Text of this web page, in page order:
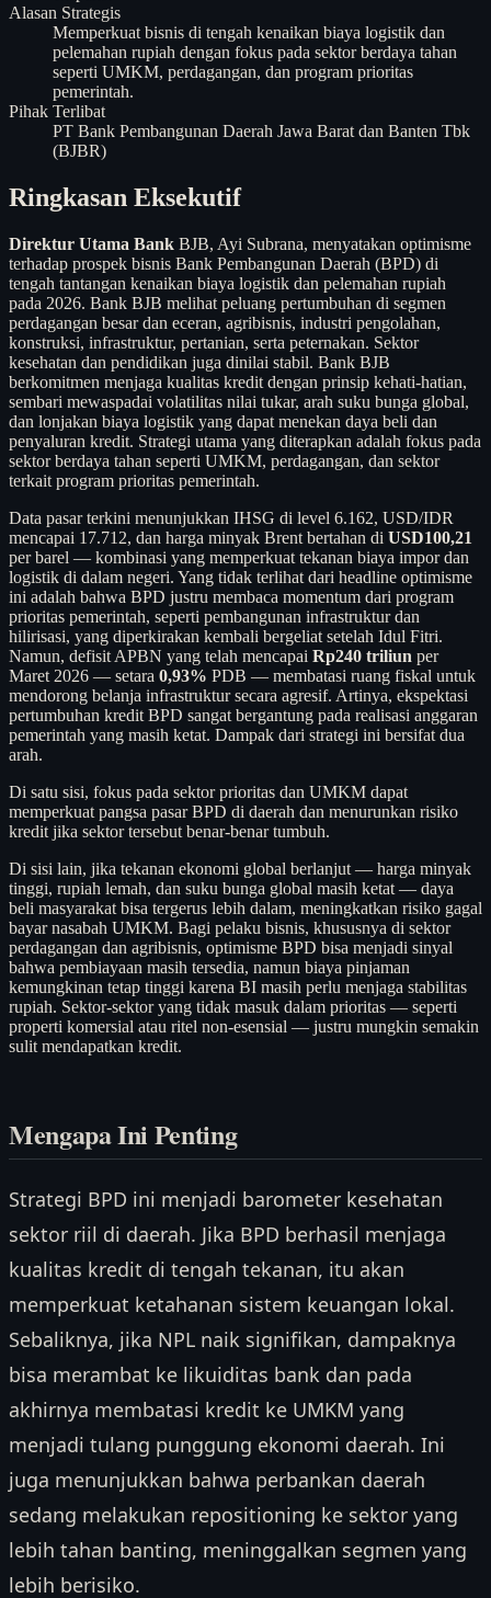
Alasan Strategis
Memperkuat bisnis di tengah kenaikan biaya logistik dan
pelemahan rupiah dengan fokus pada sektor berdaya tahan
seperti UMKM, perdagangan, dan program prioritas
pemerintah.
Pihak Terlibat
PT Bank Pembangunan Daerah Jawa Barat dan Banten Tbk
(BJBR)
Ringkasan Eksekutif
Direktur Utama Bank BJB, Ayi Subrana, menyatakan optimisme
terhadap prospek bisnis Bank Pembangunan Daerah (BPD) di
tengah tantangan kenaikan biaya logistik dan pelemahan rupiah
pada 2026. Bank BJB melihat peluang pertumbuhan di segmen
perdagangan besar dan eceran, agribisnis, industri pengolahan,
konstruksi, infrastruktur, pertanian, serta peternakan. Sektor
kesehatan dan pendidikan juga dinilai stabil. Bank BJB
berkomitmen menjaga kualitas kredit dengan prinsip kehati-hatian,
sembari mewaspadai volatilitas nilai tukar, arah suku bunga global,
dan lonjakan biaya logistik yang dapat menekan daya beli dan
penyaluran kredit. Strategi utama yang diterapkan adalah fokus pada
sektor berdaya tahan seperti UMKM, perdagangan, dan sektor
terkait program prioritas pemerintah.
Data pasar terkini menunjukkan IHSG di level 6.162, USD/IDR
mencapai 17.712, dan harga minyak Brent bertahan di USD100,21
per barel — kombinasi yang memperkuat tekanan biaya impor dan
logistik di dalam negeri. Yang tidak terlihat dari headline optimisme
ini adalah bahwa BPD justru membaca momentum dari program
prioritas pemerintah, seperti pembangunan infrastruktur dan
hilirisasi, yang diperkirakan kembali bergeliat setelah Idul Fitri.
Namun, defisit APBN yang telah mencapai Rp240 triliun per
Maret 2026 — setara 0,93% PDB — membatasi ruang fiskal untuk
mendorong belanja infrastruktur secara agresif. Artinya, ekspektasi
pertumbuhan kredit BPD sangat bergantung pada realisasi anggaran
pemerintah yang masih ketat. Dampak dari strategi ini bersifat dua
arah.
Di satu sisi, fokus pada sektor prioritas dan UMKM dapat
memperkuat pangsa pasar BPD di daerah dan menurunkan risiko
kredit jika sektor tersebut benar-benar tumbuh.
Di sisi lain, jika tekanan ekonomi global berlanjut — harga minyak
tinggi, rupiah lemah, dan suku bunga global masih ketat — daya
beli masyarakat bisa tergerus lebih dalam, meningkatkan risiko gagal
bayar nasabah UMKM. Bagi pelaku bisnis, khususnya di sektor
perdagangan dan agribisnis, optimisme BPD bisa menjadi sinyal
bahwa pembiayaan masih tersedia, namun biaya pinjaman
kemungkinan tetap tinggi karena BI masih perlu menjaga stabilitas
rupiah. Sektor-sektor yang tidak masuk dalam prioritas — seperti
properti komersial atau ritel non-esensial — justru mungkin semakin
sulit mendapatkan kredit.
Mengapa Ini Penting
Strategi BPD ini menjadi barometer kesehatan
sektor riil di daerah. Jika BPD berhasil menjaga
kualitas kredit di tengah tekanan, itu akan
memperkuat ketahanan sistem keuangan lokal.
Sebaliknya, jika NPL naik signifikan, dampaknya
bisa merambat ke likuiditas bank dan pada
akhirnya membatasi kredit ke UMKM yang
menjadi tulang punggung ekonomi daerah. Ini
juga menunjukkan bahwa perbankan daerah
sedang melakukan repositioning ke sektor yang
lebih tahan banting, meninggalkan segmen yang
lebih berisiko.